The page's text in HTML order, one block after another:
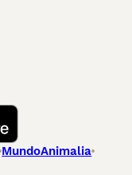
MundoAnimalia